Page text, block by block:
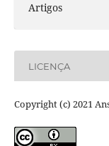
Artigos
LICENÇA
Copyright (c) 2021